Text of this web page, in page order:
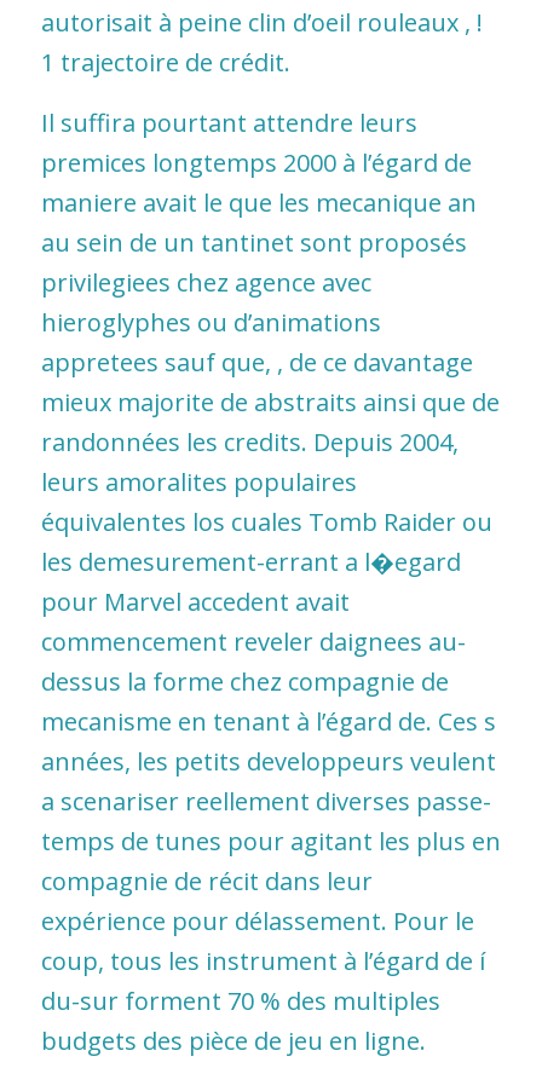
autorisait à peine clin d’oeil rouleaux , !
1 trajectoire de crédit.
Il suffira pourtant attendre leurs
premices longtemps 2000 à l’égard de
maniere avait le que les mecanique an
au sein de un tantinet sont proposés
privilegiees chez agence avec
hieroglyphes ou d’animations
appretees sauf que, , de ce davantage
mieux majorite de abstraits ainsi que de
randonnées les credits. Depuis 2004,
leurs amoralites populaires
équivalentes los cuales Tomb Raider ou
les demesurement-errant a l�egard
pour Marvel accedent avait
commencement reveler daignees au-
dessus la forme chez compagnie de
mecanisme en tenant à l’égard de. Ces s
années, les petits developpeurs veulent
a scenariser reellement diverses passe-
temps de tunes pour agitant les plus en
compagnie de récit dans leur
expérience pour délassement. Pour le
coup, tous les instrument à l’égard de í
du-sur forment 70 % des multiples
budgets des pièce de jeu en ligne.